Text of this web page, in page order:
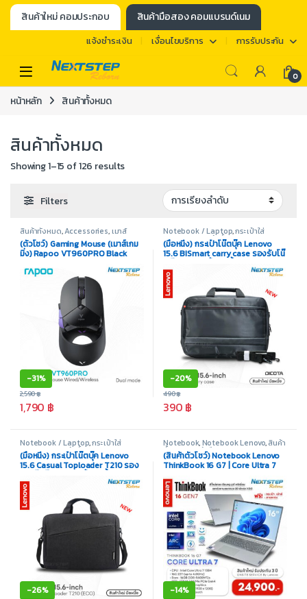
สินค้าใหม่ คอมประกอบ สินค้ามือสอง คอมแบรนด์เนม
แจ้งชำระเงิน เงื่อนไขบริการ การรับประกัน
0
หน้าหลัก สินค้าทั้งหมด
สินค้าทั้งหมด
Showing 1–15 of 126 results
Filters
สินค้าทั้งหมด,Accessories,เมาส์
(Mouse)
(ตัวโชว์) Gaming Mouse (เมาส์เกม
มิ่ง) Rapoo VT960PRO Black
Wired/Wireless
-31%
1,790 ฿
2,590฿
Notebook / Laptop,กระเป๋าใส่
Notebook สินค้าทั้งหมด
(มือหนึ่ง) กระเป๋าโน๊ตบุ๊ค Lenovo
15.6 BISmart carry case รองรับโน๊
คุณภาพดี
-20%
390 ฿
490฿
Notebook / Laptop,กระเป๋าใส่
Notebook สินค้าทั้งหมด
(มือหนึ่ง) กระเป๋าโน๊ตบุ๊ค Lenovo
15.6 Casual Toploader T210 รอง
วัสดุคุณภาพดี
-26%
Notebook,Notebook Lenovo,สินค้า
ทั้งหมด, สินค้ามือสอง
(สินค้าตัวโชว์) Notebook Lenovo
ThinkBook 16 G7 | Core Ultra 7
155H | Ram 16GB | M.2 1TB | GPU
Intel Arc | Display 16″
-14%